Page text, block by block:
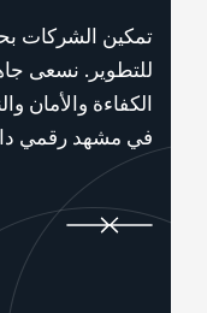
تمكين الشركات
للتطوير. نسعى
الكفاءة والأمان
في مشهد رقمي دائم